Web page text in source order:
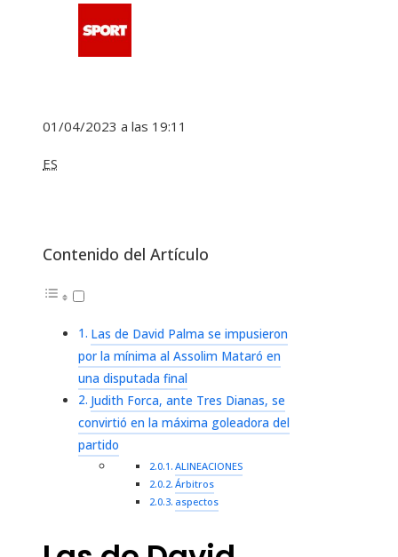
01/04/2023 a las 19:11
ES
Contenido del Artículo
Las de David Palma se impusieron
por la mínima al Assolim Mataró en
una disputada final
Judith Forca, ante Tres Dianas, se
convirtió en la máxima goleadora del
partido
ALINEACIONES
Árbitros
aspectos